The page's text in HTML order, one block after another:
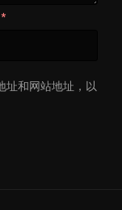
*
址和网站地址，以